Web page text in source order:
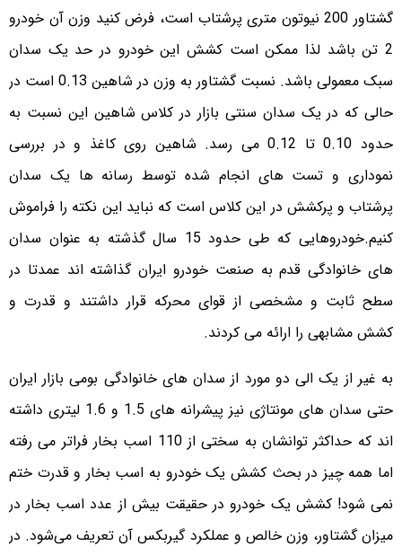
گشتاور 200 نیوتون متری پرشتاب است، فرض کنید وزن آن خودرو
2 تن باشد لذا ممکن است کشش این خودرو در حد یک سدان
سبک معمولی باشد. نسبت گشتاور به وزن در شاهین 0.13 است در
حالی که در یک سدان سنتی بازار در کلاس شاهین این نسبت به
حدود 0.10 تا 0.12 می رسد. شاهین روی کاغذ و در بررسی
نموداری و تست های انجام شده توسط رسانه ها یک سدان
پرشتاب و پرکشش در این کلاس است که نباید این نکته را فراموش
کنیم.خودروهایی که طی حدود 15 سال گذشته به عنوان سدان
های خانوادگی قدم به صنعت خودرو ایران گذاشته اند عمدتا در
سطح ثابت و مشخصی از قوای محرکه قرار داشتند و قدرت و
کشش مشابهی را ارائه می کردند.
به غیر از یک الی دو مورد از سدان های خانوادگی بومی بازار ایران
حتی سدان های مونتاژی نیز پیشرانه های 1.5 و 1.6 لیتری داشته
اند که حداکثر توانشان به سختی از 110 اسب بخار فراتر می رفته
اما همه چیز در بحث کشش یک خودرو به اسب بخار و قدرت ختم
نمی شود! کشش یک خودرو در حقیقت بیش از عدد اسب بخار در
میزان گشتاور، وزن خالص و عملکرد گیربکس آن تعریف می‌شود. در